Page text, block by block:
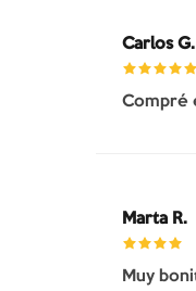
Carlos G.
Compré
Marta R.
Muy